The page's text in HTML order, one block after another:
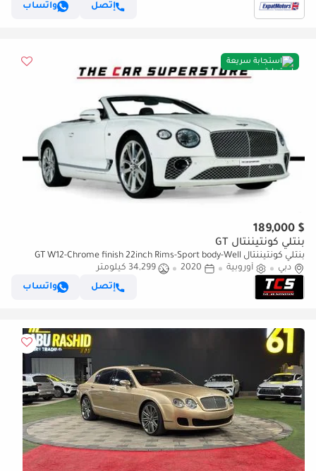
إتصل
واتساب
استجابة سريعة
$ 189,000
بنتلي كونتيننتال GT
بنتلي كونتيننتال GT W12-Chrome finish 22inch Rims-Sport body-Well
maintained
دبي أوروبية 2020
34,299 كيلومتر
إتصل
واتساب